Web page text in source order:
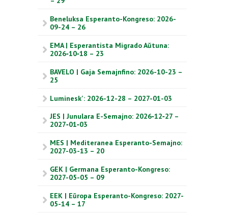
Beneluksa Esperanto-Kongreso: 2026-
09-24 – 26
EMA | Esperantista Migrado Aŭtuna:
2026‑10‑18 – 23
BAVELO | Gaja Semajnfino: 2026-10-23 –
25
Luminesk': 2026-12-28 – 2027-01-03
JES | Junulara E-Semajno: 2026‑12‑27 –
2027‑01‑03
MES | Mediteranea Esperanto-Semajno:
2027-03-13 – 20
GEK | Germana Esperanto-Kongreso:
2027-05-05 – 09
EEK | Eŭropa Esperanto-Kongreso: 2027-
05-14 – 17